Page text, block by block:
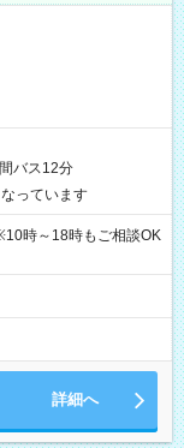
バス12分
っています
時～18時もご相談OK
詳細へ